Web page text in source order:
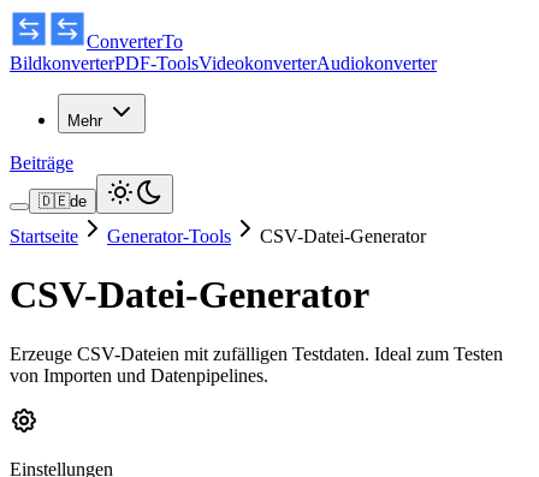
ConverterTo
BildkonverterPDF-ToolsVideokonverterAudiokonverter
Mehr
Beiträge
🇩🇪de
Startseite Generator-Tools CSV-Datei-Generator
CSV-Datei-Generator
Erzeuge CSV-Dateien mit zufälligen Testdaten. Ideal zum Testen
von Importen und Datenpipelines.
Einstellungen